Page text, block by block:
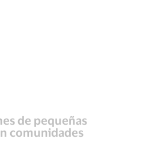
de pequeñas
comunidades